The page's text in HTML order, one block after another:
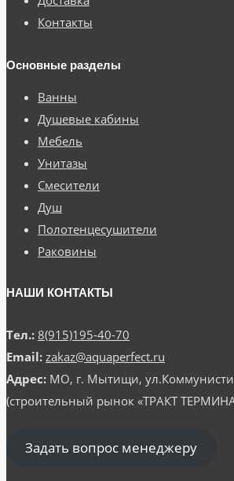
Контакты
Основные разделы
Ванны
Душевые кабины
Мебель
Унитазы
Смесители
Душ
Полотенцесушители
Раковины
НАШИ КОНТАКТЫ
Тел.: 8(915)195-40-70
Email: zakaz@aquaperfect.ru
Адрес: МО, г. Мытищи,
(строительный рынок «ТРАКТ
Задать вопрос менеджеру